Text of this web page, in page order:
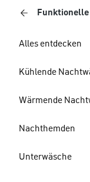
Alles entdecken
Kühlende
Wärmende
Nachthemden
Unterwäsche